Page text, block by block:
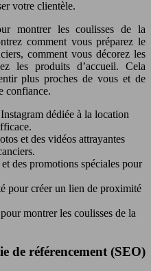
votre clientèle.
montrer les coulisses de la
comment vous préparez le
comment vous décorez les
les produits d’accueil. Cela
plus proches de vous et de
confiance.
dédiée à la location
et des vidéos attrayantes
des promotions spéciales pour
pour créer un lien de proximité
montrer les coulisses de la
de référencement (SEO)